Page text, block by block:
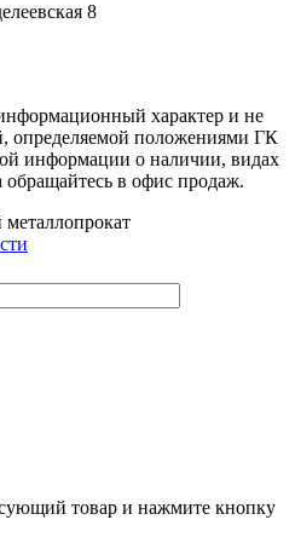
8
характер и не
определяемой положениями ГК
информации о наличии, видах
обращайтесь в офис продаж.
товар и нажмите кнопку